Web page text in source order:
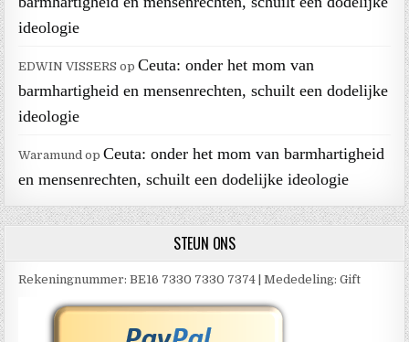
ideologie
EDWIN VISSERS opCeuta: onder het mom van
barmhartigheid en mensenrechten, schuilt een dodelijke
ideologie
Waramund opCeuta: onder het mom van barmhartigheid
en mensenrechten, schuilt een dodelijke ideologie
STEUN ONS
Rekeningnummer: BE16 7330 7330 7374 | Mededeling: Gift